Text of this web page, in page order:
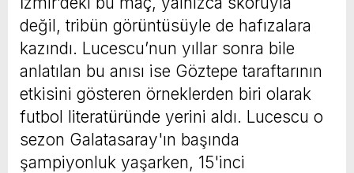
değil, tribün görüntüsüyle de hafızalara
kazındı. Lucescu’nun yıllar sonra bile
anlatılan bu anısı ise Göztepe taraftarının
etkisini gösteren örneklerden biri olarak
futbol literatüründe yerini aldı. Lucescu o
sezon Galatasaray'ın başında
şampiyonluk yaşarken, 15'inci